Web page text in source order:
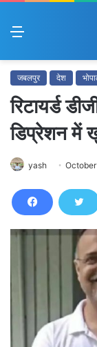
Menu
जबलपुर देश
रिटायर्ड
डिप्रेशन में
yash